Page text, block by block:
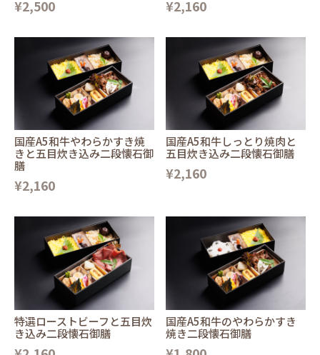
¥2,500 ¥2,160
国産A5和牛やわらかすき焼
きと五目炊き込み二段懐石御
膳
¥2,160
国産A5和牛しっとり焼肉と
五目炊き込み二段懐石御膳
¥2,160
特選ローストビーフと五目炊
き込み二段懐石御膳
国産A5和牛のやわらかすき
焼き二段懐石御膳